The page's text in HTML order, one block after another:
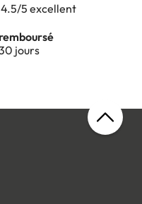
4.5/5 excellent
Garantie 5 ans
sur tous nos produits